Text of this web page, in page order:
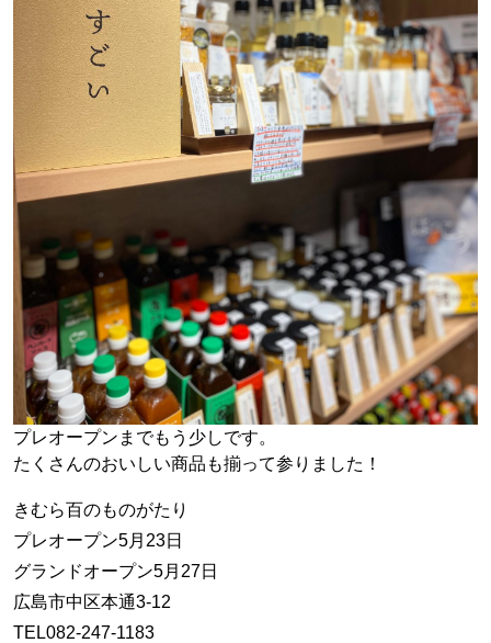
プレオープンまでもう少しです。
たくさんのおいしい商品も揃って参りました！
きむら百のものがたり
プレオープン5月23日
グランドオープン5月27日
広島市中区本通3-12
TEL082-247-1183